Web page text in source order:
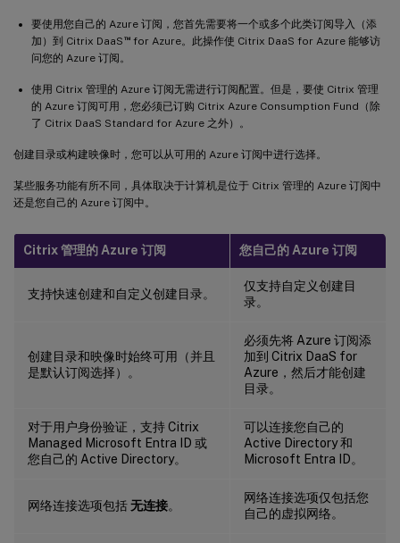
要使用您自己的 Azure 订阅，您首先需要将一个或多个此类订阅导入（添
加）到 Citrix DaaS ™for Azure。此操作使 Citrix DaaS for Azure 能够访
问您的 Azure 订阅。
使用 Citrix 管理的 Azure 订阅无需进行订阅配置。但是，要使 Citrix 管理
的 Azure 订阅可用，您必须已订购 Citrix Azure Consumption Fund（除
了 Citrix DaaS Standard for Azure 之外）。
创建目录或构建映像时，您可以从可用的 Azure 订阅中进行选择。
某些服务功能有所不同，具体取决于计算机是位于 Citrix 管理的 Azure 订阅中
还是您自己的 Azure 订阅中。
Citrix 管理的 Azure 订阅 您自己的 Azure 订阅
支持快速创建和自定义创建目录。
仅支持自定义创建目
录。
创建目录和映像时始终可用（并且
是默认订阅选择）。
必须先将 Azure 订阅添
加到 Citrix DaaS for
Azure，然后才能创建
目录。
对于用户身份验证，支持 Citrix
Managed Microsoft Entra ID 或
您自己的 Active Directory。
可以连接您自己的
Active Directory 和
Microsoft Entra ID。
网络连接选项包括无连接。
网络连接选项仅包括您
自己的虚拟网络。